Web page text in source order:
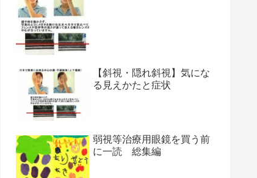
【斜視・隠れ斜視】気にな
る見えかたと症状
弱視等治療用眼鏡を買う前
に一読 総集編